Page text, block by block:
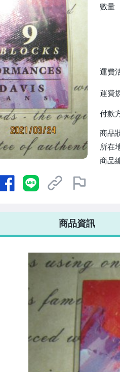
數量
運費
運費
付款
商品
所在
商品
商品資訊